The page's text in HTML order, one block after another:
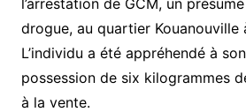
drogue, au quartier Kouanouville
L’individu a été appréhendé à
possession de six kilogrammes
à la vente.